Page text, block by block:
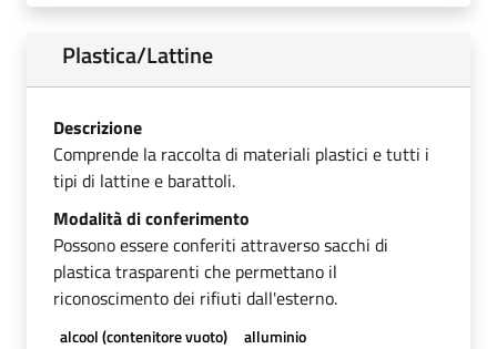
Plastica/Lattine
Descrizione
Comprende la raccolta di materiali plastici e tutti i
tipi di lattine e barattoli.
Modalità di conferimento
Possono essere conferiti attraverso sacchi di
plastica trasparenti che permettano il
riconoscimento dei rifiuti dall'esterno.
alcool (contenitore vuoto)
alluminio